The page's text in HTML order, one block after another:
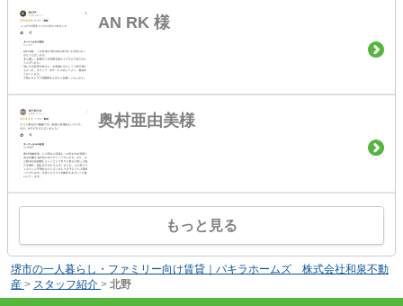
AN RK 様
奥村亜由美様
もっと見る
堺市の一人暮らし・ファミリー向け賃貸｜パキラホームズ 株式会社和泉不動
産 > スタッフ紹介 > 北野